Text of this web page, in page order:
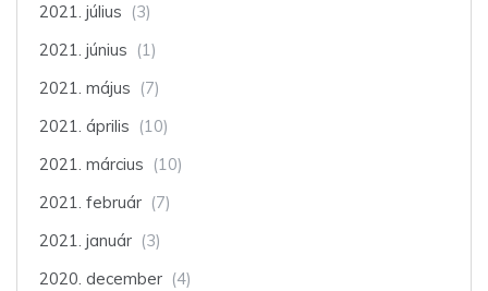
2021. július (3)
2021. június (1)
2021. május (7)
2021. április (10)
2021. március (10)
2021. február (7)
2021. január (3)
2020. december (4)